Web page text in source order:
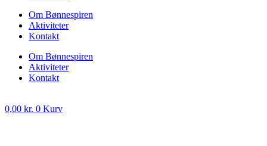
Om Bønnespiren
Aktiviteter
Kontakt
Om Bønnespiren
Aktiviteter
Kontakt
0,00 kr. 0 Kurv